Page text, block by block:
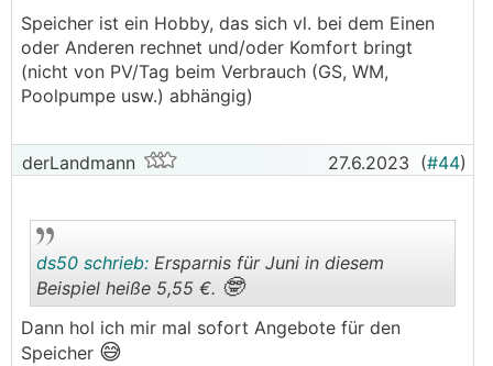
Speicher ist ein Hobby, das sich vl. bei dem Einen
oder Anderen rechnet und/oder Komfort bringt
(nicht von PV/Tag beim Verbrauch (GS, WM,
Poolpumpe usw.) abhängig)
derLandmann 27.6.2023 (#44)
ds50 schrieb: Ersparnis für Juni in diesem
Beispiel heiße 5,55 €. 🤓
Dann hol ich mir mal sofort Angebote für den
Speicher 😅